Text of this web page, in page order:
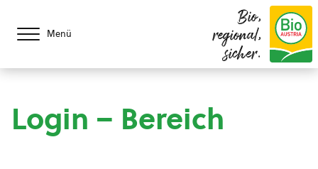
Menü
Bio,
regional,
sicher.
Login – Bereich